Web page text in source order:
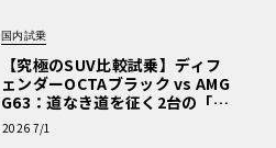
国内試乗
【究極のSUV比較試乗】ディフ
ェンダーOCTAブラック vs AMG
G63：道なき道を征く2台の「対
極的アプローチ」
2026 7/1